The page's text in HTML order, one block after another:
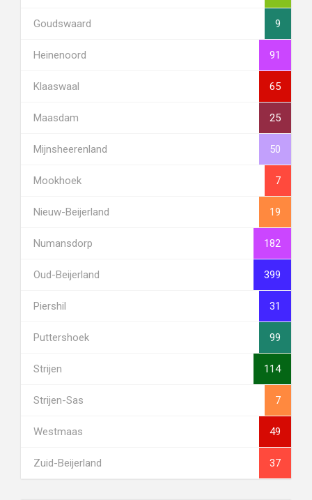
Goudswaard 9
Heinenoord 91
Klaaswaal 65
Maasdam 25
Mijnsheerenland 50
Mookhoek 7
Nieuw-Beijerland 19
Numansdorp 182
Oud-Beijerland 399
Piershil 31
Puttershoek 99
Strijen 114
Strijen-Sas 7
Westmaas 49
Zuid-Beijerland 37